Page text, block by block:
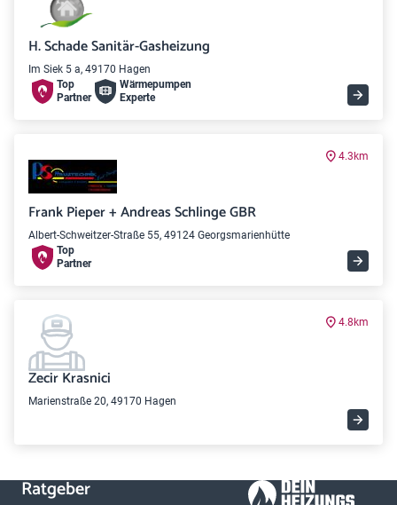
H. Schade Sanitär-Gasheizung
Im Siek 5 a, 49170 Hagen
Top
Partner
Wärme­pumpen
Experte
4.3km
Frank Pieper + Andreas Schlinge GBR
Albert-Schweitzer-Straße 55, 49124 Georgsmarienhütte
Top
Partner
4.8km
Zecir Krasnici
Marienstraße 20, 49170 Hagen
Ratgeber